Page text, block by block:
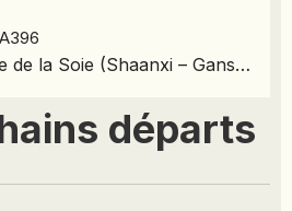
A396
Une nouvelle Route de la Soie (Shaanxi – Gansu - Xinjiang)
départs